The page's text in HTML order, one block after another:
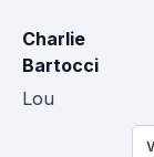
Charlie
Bartocci
Lou